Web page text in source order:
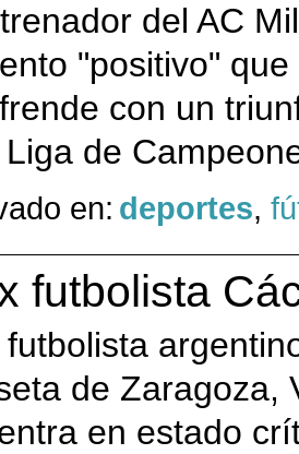
del AC
"positivo"
con un
de
en: deportes,
futbolista
futbolista
de Zaragoza,
en estado